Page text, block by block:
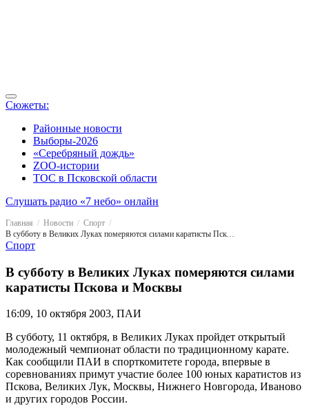
Сюжеты:
Районные новости
Выборы-2026
«Серебряный дождь»
ZOO-истории
ТОС в Псковской области
Слушать радио «7 небо» онлайн
Главная Новости
Спорт
В субботу в Великих Луках померяются силами каратисты Пскова и Москвы
Спорт
В субботу в Великих Луках померяются силами
каратисты Пскова и Москвы
16:09, 10 октября 2003, ПАИ
В субботу, 11 октября, в Великих Луках пройдет открытый
молодежный чемпионат области по традиционному карате.
Как сообщили ПАИ в спорткомитете города, впервые в
соревнованиях примут участие более 100 юных каратистов из
Пскова, Великих Лук, Москвы, Нижнего Новгорода, Иваново
и других городов России.